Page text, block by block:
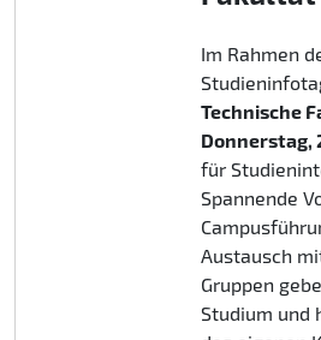
Im Rahmen
Technische
Donnerstag,
für
Spannende
Austausch
Gruppen
Studium und